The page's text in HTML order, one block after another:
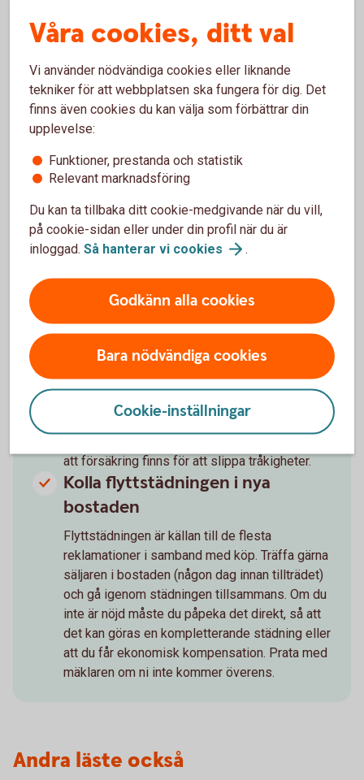
5 tips när du flyttar
Adressändra
Vill du fortfarande få post? Gör adressändring
och för över eller säg upp prenumerationer
som är knutna till den gamla bostaden.
Se till att ha en buffert
Det är viktigt att ha en buffert för oförutsägbara
händelser.
Avtal och abonnemang
Ändra eller säg upp abonnemang. Informera om
din flytt till leverantörer av elbolag, gas,
Fixa flytthjälp
Dags att ringa vännerna och locka med
flyttpizza? Flyttar du själv är det bra att ha god
framförhållning om släp eller lastbil ska hyras.
Kom ihåg att det kan vara många som flyttar vid
att försäkring finns för att slippa tråkigheter.
Kolla flyttstädningen i nya
bostaden
Flyttstädningen är källan till de flesta
reklamationer i samband med köp. Träffa gärna
säljaren i bostaden (någon dag innan tillträdet)
och gå igenom städningen tillsammans. Om du
inte är nöjd måste du påpeka det direkt, så att
det kan göras en kompletterande städning eller
att du får ekonomisk kompensation. Prata med
mäklaren om ni inte kommer överens.
Andra läste också
Våra cookies, ditt val
Vi använder nödvändiga cookies eller liknande
tekniker för att webbplatsen ska fungera för dig. Det
finns även cookies du kan välja som förbättrar din
upplevelse:
Funktioner, prestanda och statistik
Relevant marknadsföring
Du kan ta tillbaka ditt cookie-medgivande när du vill,
på cookie-sidan eller under din profil när du är
inloggad. Så hanterar vi cookies .
Godkänn alla cookies
Bara nödvändiga cookies
Cookie-inställningar